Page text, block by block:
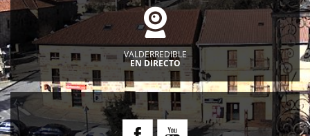
VALDERREDIBLE
EN DIRECTO